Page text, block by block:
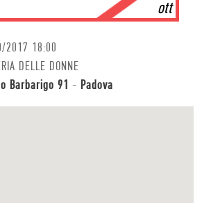
ott
2017 18:00
DELLE DONNE
Barbarigo 91 - Padova